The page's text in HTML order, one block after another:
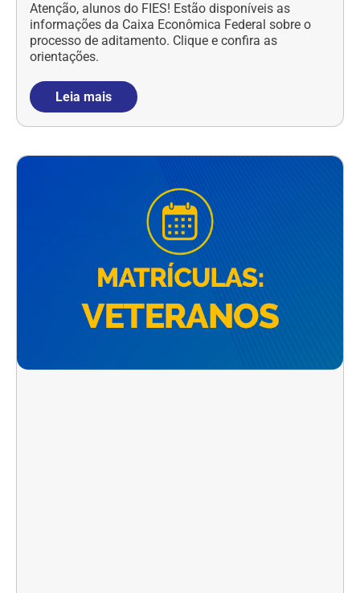
Atenção, alunos do FIES! Estão disponíveis as
informações da Caixa Econômica Federal sobre o
processo de aditamento. Clique e confira as
orientações.
Leia mais